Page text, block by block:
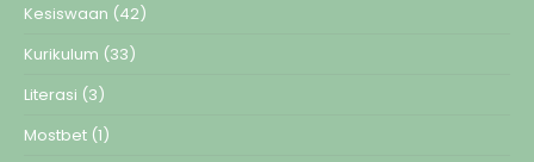
Kesiswaan (42)
Kurikulum (33)
Literasi (3)
Mostbet (1)